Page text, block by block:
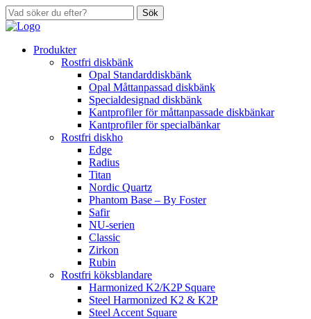
Sök
Produkter
Rostfri diskbänk
Opal Standarddiskbänk
Opal Måttanpassad diskbänk
Specialdesignad diskbänk
Kantprofiler för måttanpassade diskbänkar
Kantprofiler för specialbänkar
Rostfri diskho
Edge
Radius
Titan
Nordic Quartz
Phantom Base – By Foster
Safir
NU-serien
Classic
Zirkon
Rubin
Rostfri köksblandare
Harmonized K2/K2P Square
Steel Harmonized K2 & K2P
Steel Accent Square